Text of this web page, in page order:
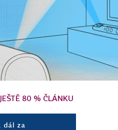
80 % ČLÁNKU
dál za